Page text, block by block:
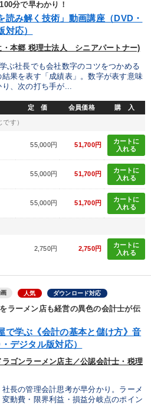
分で早わかり！
読み解く技術」動画講座（DVD・
対応）
・本郷 税理士法人 シニアパートナー)
ぶ社長でも会社数字のコツをつかめる
果を表す「成績表」。数字が表す意味
、次の打ち手が...
定 価 会員価格 購 入
す）
55,000円 51,700円
カートに
入れる
55,000円 51,700円
カートに
入れる
55,000円 51,700円
カートに
入れる
2,750円 2,750円
カートに
入れる
人気 ダウンロード対応
ラーメン店も経営の異色の会計士が伝
で学ぶ《会計の基本と儲け方》音
デジタル版対応）
ゴンラーメン店主／公認会計士・税理
長の管理会計思考が早分かり。ラーメ
動費・限界利益・損益分岐点のポイン